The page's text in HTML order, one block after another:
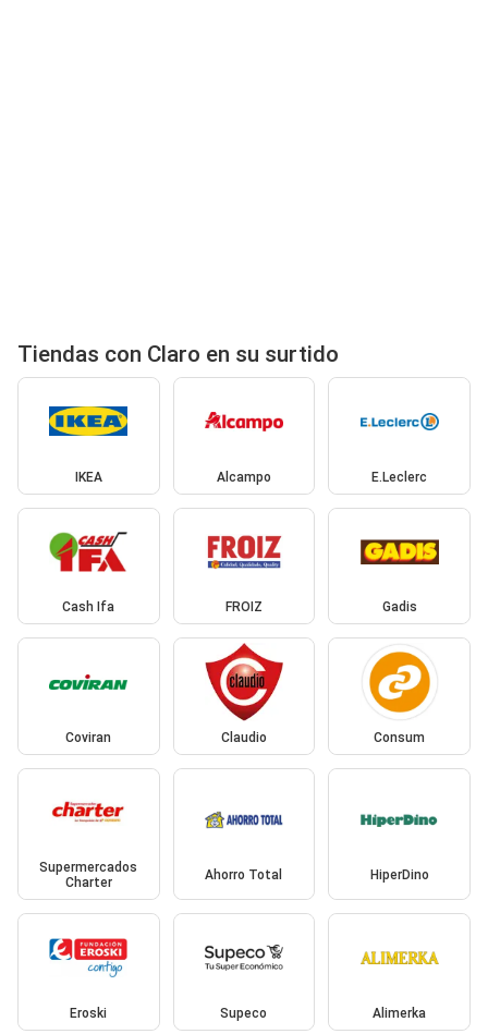
Tiendas con Claro en su surtido
IKEA Alcampo E.Leclerc
Cash Ifa FROIZ Gadis
Coviran Claudio Consum
Supermercados
Charter
Ahorro Total HiperDino
Eroski Supeco Alimerka